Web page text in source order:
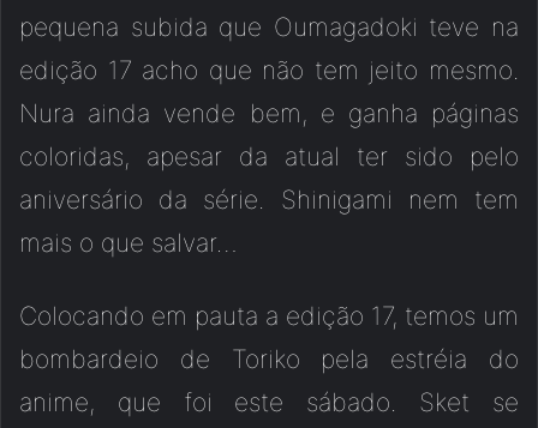
pequena subida que Oumagadoki teve na
edição 17 acho que não tem jeito mesmo.
Nura ainda vende bem, e ganha páginas
coloridas, apesar da atual ter sido pelo
aniversário da série. Shinigami nem tem
mais o que salvar…
Colocando em pauta a edição 17, temos um
bombardeio de Toriko pela estréia do
anime, que foi este sábado. Sket se